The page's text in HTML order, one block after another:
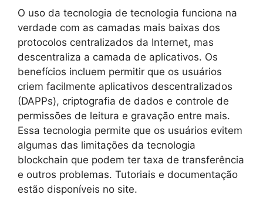
O uso da tecnologia de tecnologia funciona na
verdade com as camadas mais baixas dos
protocolos centralizados da Internet, mas
descentraliza a camada de aplicativos. Os
benefícios incluem permitir que os usuários
criem facilmente aplicativos descentralizados
(DAPPs), criptografia de dados e controle de
permissões de leitura e gravação entre mais.
Essa tecnologia permite que os usuários evitem
algumas das limitações da tecnologia
blockchain que podem ter taxa de transferência
e outros problemas. Tutoriais e documentação
estão disponíveis no site.